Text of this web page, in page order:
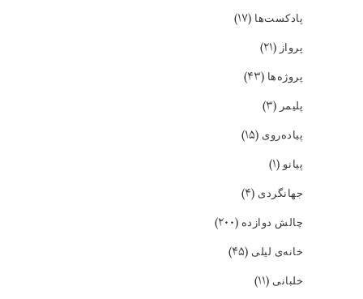
پادکست‌ها (۱۷)
پرواز (۲۱)
پروژه‌ها (۴۳)
پلیمر (۳)
پیاده‌روی (۱۵)
پیانو(۱)
جهانگردی (۴)
چالش دوازده (۲۰۰)
خانه‌ی لیلی (۴۵)
خلبانی (۱۱)